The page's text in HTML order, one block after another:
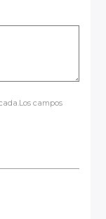
campos